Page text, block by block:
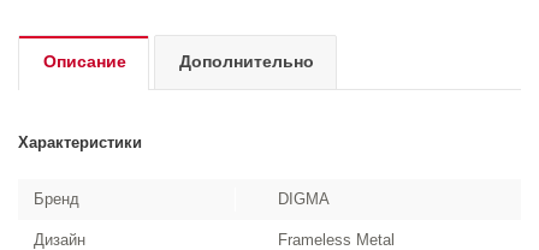
Описание Дополнительно
Характеристики
Бренд DIGMA
Дизайн Frameless Metal